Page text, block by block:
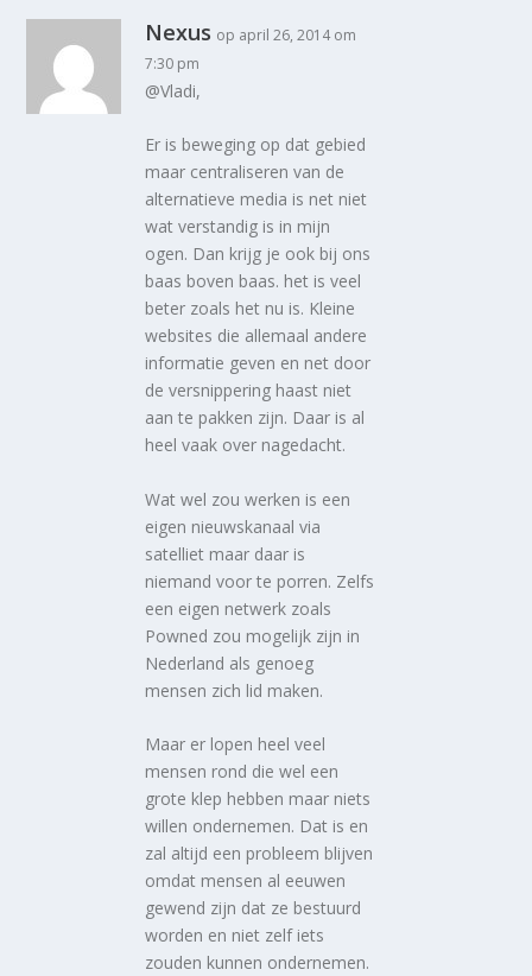
Nexus op april 26, 2014 om
7:30 pm
@Vladi,
Er is beweging op dat gebied
maar centraliseren van de
alternatieve media is net niet
wat verstandig is in mijn
ogen. Dan krijg je ook bij ons
baas boven baas. het is veel
beter zoals het nu is. Kleine
websites die allemaal andere
informatie geven en net door
de versnippering haast niet
aan te pakken zijn. Daar is al
heel vaak over nagedacht.
Wat wel zou werken is een
eigen nieuwskanaal via
satelliet maar daar is
niemand voor te porren. Zelfs
een eigen netwerk zoals
Powned zou mogelijk zijn in
Nederland als genoeg
mensen zich lid maken.
Maar er lopen heel veel
mensen rond die wel een
grote klep hebben maar niets
willen ondernemen. Dat is en
zal altijd een probleem blijven
omdat mensen al eeuwen
gewend zijn dat ze bestuurd
worden en niet zelf iets
zouden kunnen ondernemen.